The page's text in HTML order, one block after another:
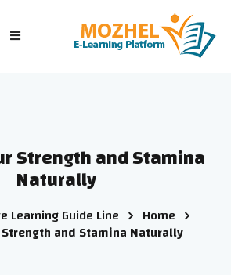
Strength and Stamina
Naturally
Home
Learning Guide Line
and Stamina Naturally